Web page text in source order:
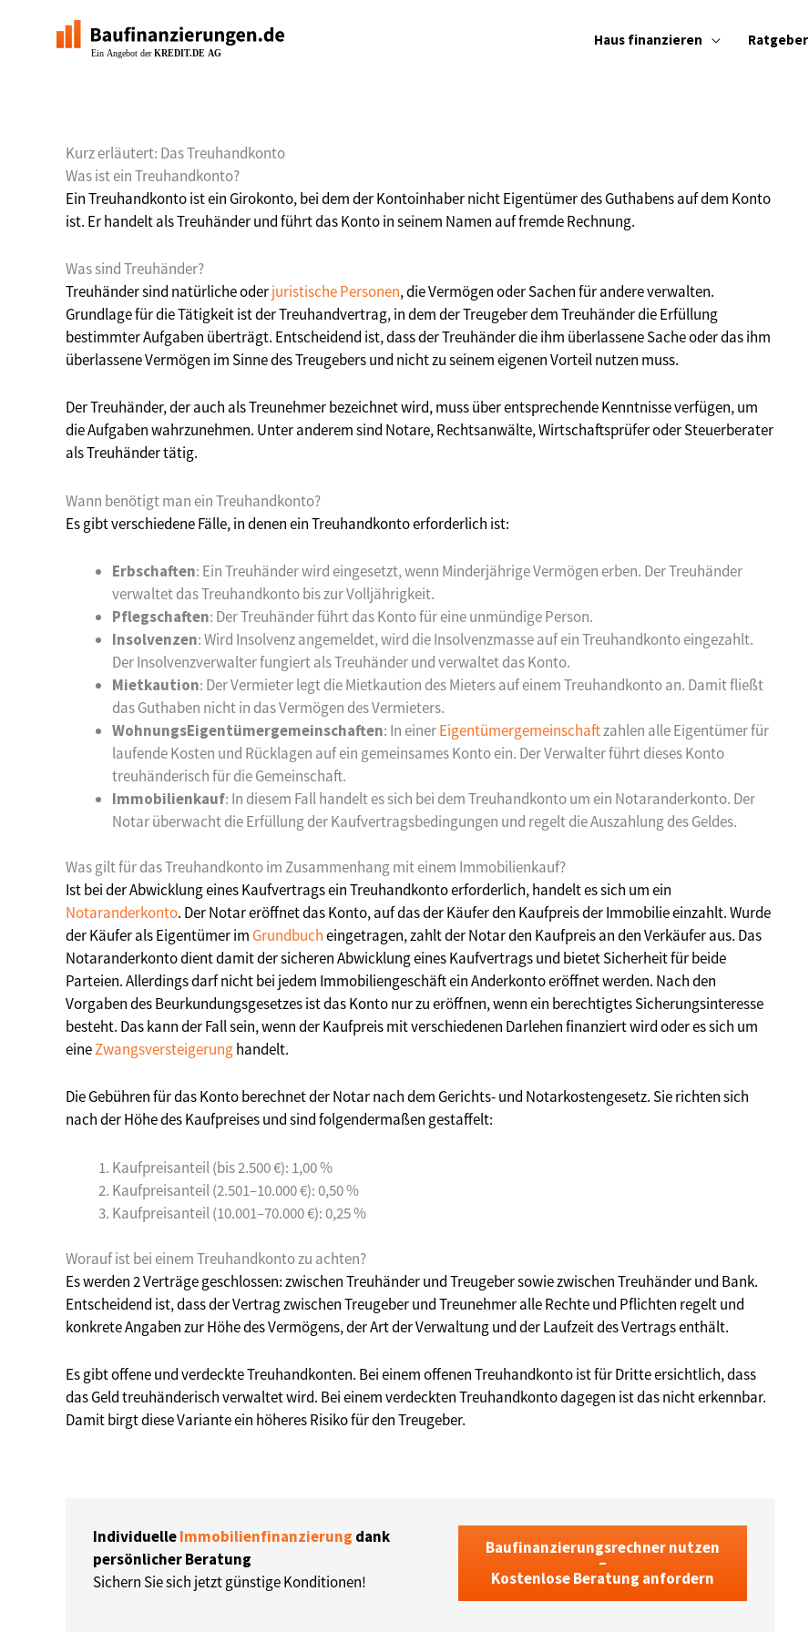
Haus finanzieren Ratgeber
Kurz erläutert: Das Treuhandkonto
Was ist ein Treuhandkonto?
Ein Treuhandkonto ist ein Girokonto, bei dem der Kontoinhaber nicht Eigentümer des Guthabens auf dem Konto
ist. Er handelt als Treuhänder und führt das Konto in seinem Namen auf fremde Rechnung.
Was sind Treuhänder?
Treuhänder sind natürliche oderjuristische Personen, die Vermögen oder Sachen für andere verwalten.
Grundlage für die Tätigkeit ist der Treuhandvertrag, in dem der Treugeber dem Treuhänder die Erfüllung
bestimmter Aufgaben überträgt. Entscheidend ist, dass der Treuhänder die ihm überlassene Sache oder das ihm
überlassene Vermögen im Sinne des Treugebers und nicht zu seinem eigenen Vorteil nutzen muss.
Der Treuhänder, der auch als Treunehmer bezeichnet wird, muss über entsprechende Kenntnisse verfügen, um
die Aufgaben wahrzunehmen. Unter anderem sind Notare, Rechtsanwälte, Wirtschaftsprüfer oder Steuerberater
als Treuhänder tätig.
Wann benötigt man ein Treuhandkonto?
Es gibt verschiedene Fälle, in denen ein Treuhandkonto erforderlich ist:
Erbschaften: Ein Treuhänder wird eingesetzt, wenn Minderjährige Vermögen erben. Der Treuhänder
verwaltet das Treuhandkonto bis zur Volljährigkeit.
Pflegschaften: Der Treuhänder führt das Konto für eine unmündige Person.
Insolvenzen: Wird Insolvenz angemeldet, wird die Insolvenzmasse auf ein Treuhandkonto eingezahlt.
Der Insolvenzverwalter fungiert als Treuhänder und verwaltet das Konto.
Mietkaution: Der Vermieter legt die Mietkaution des Mieters auf einem Treuhandkonto an. Damit fließt
das Guthaben nicht in das Vermögen des Vermieters.
WohnungsEigentümergemeinschaften: In einerEigentümergemeinschaftzahlen alle Eigentümer für
laufende Kosten und Rücklagen auf ein gemeinsames Konto ein. Der Verwalter führt dieses Konto
treuhänderisch für die Gemeinschaft.
Immobilienkauf: In diesem Fall handelt es sich bei dem Treuhandkonto um ein Notaranderkonto. Der
Notar überwacht die Erfüllung der Kaufvertragsbedingungen und regelt die Auszahlung des Geldes.
Was gilt für das Treuhandkonto im Zusammenhang mit einem Immobilienkauf?
Ist bei der Abwicklung eines Kaufvertrags ein Treuhandkonto erforderlich, handelt es sich um ein
Notaranderkonto. Der Notar eröffnet das Konto, auf das der Käufer den Kaufpreis der Immobilie einzahlt. Wurde
der Käufer als Eigentümer im Grundbucheingetragen, zahlt der Notar den Kaufpreis an den Verkäufer aus. Das
Notaranderkonto dient damit der sicheren Abwicklung eines Kaufvertrags und bietet Sicherheit für beide
Parteien. Allerdings darf nicht bei jedem Immobiliengeschäft ein Anderkonto eröffnet werden. Nach den
Vorgaben des Beurkundungsgesetzes ist das Konto nur zu eröffnen, wenn ein berechtigtes Sicherungsinteresse
besteht. Das kann der Fall sein, wenn der Kaufpreis mit verschiedenen Darlehen finanziert wird oder es sich um
eineZwangsversteigerunghandelt.
Die Gebühren für das Konto berechnet der Notar nach dem Gerichts- und Notarkostengesetz. Sie richten sich
nach der Höhe des Kaufpreises und sind folgendermaßen gestaffelt:
Kaufpreisanteil (bis 2.500 €): 1,00 %
Kaufpreisanteil (2.501–10.000 €): 0,50 %
Kaufpreisanteil (10.001–70.000 €): 0,25 %
Worauf ist bei einem Treuhandkonto zu achten?
Es werden 2 Verträge geschlossen: zwischen Treuhänder und Treugeber sowie zwischen Treuhänder und Bank.
Entscheidend ist, dass der Vertrag zwischen Treugeber und Treunehmer alle Rechte und Pflichten regelt und
konkrete Angaben zur Höhe des Vermögens, der Art der Verwaltung und der Laufzeit des Vertrags enthält.
Es gibt offene und verdeckte Treuhandkonten. Bei einem offenen Treuhandkonto ist für Dritte ersichtlich, dass
das Geld treuhänderisch verwaltet wird. Bei einem verdeckten Treuhandkonto dagegen ist das nicht erkennbar.
Damit birgt diese Variante ein höheres Risiko für den Treugeber.
IndividuelleImmobilienfinanzierung dank
persönlicher Beratung
Sichern Sie sich jetzt günstige Konditionen!
Baufinanzierungsrechner nutzen
–
Kostenlose Beratung anfordern